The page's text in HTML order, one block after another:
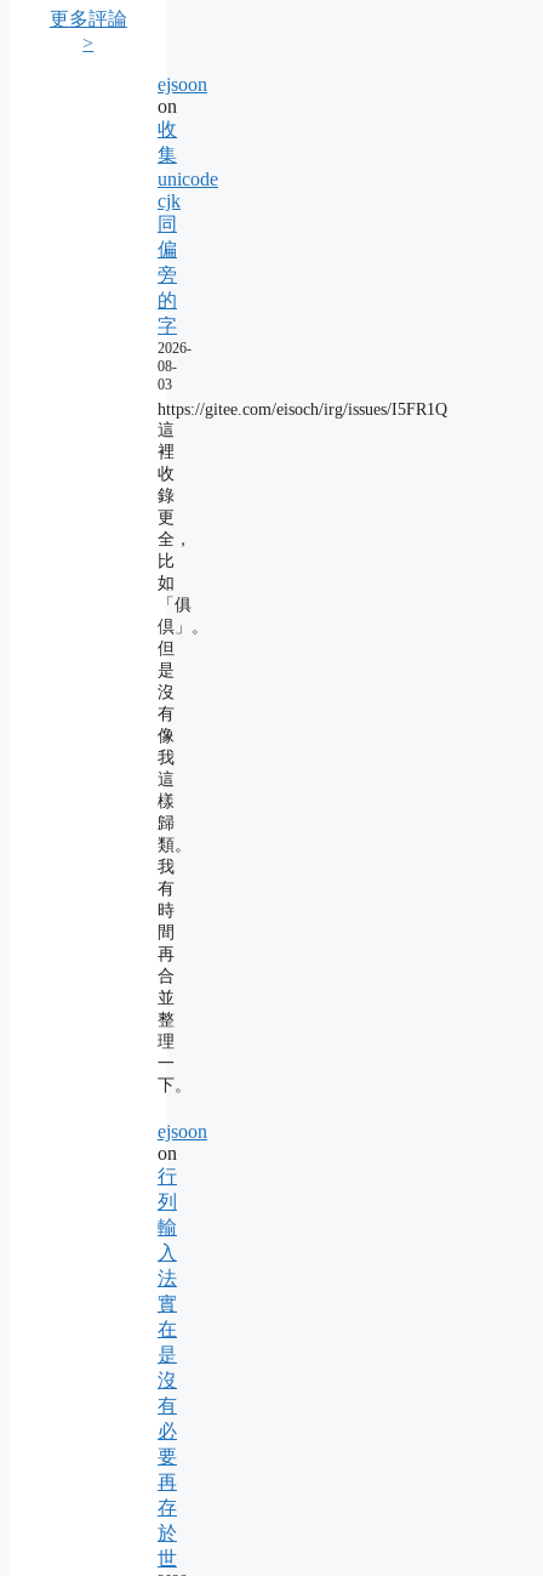
更多評論
>
ejsoon
on
收
集
unicode
cjk
同
偏
旁
的
字
2026-
08-
03
https://gitee.com/eisoch/irg/issues/I5FR1Q
這
裡
收
錄
更
全，
比
如
「俱
倶」。
但
是
沒
有
像
我
這
樣
歸
類。
我
有
時
間
再
合
並
整
理
一
下。
ejsoon
on
行
列
輸
入
法
實
在
是
沒
有
必
要
再
存
於
世